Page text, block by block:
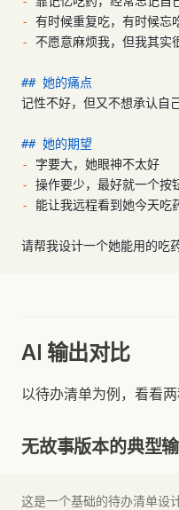
-
有时候重复吃，有时候忘
-
不愿意麻烦我，但我其实
## 她的痛点
记性不好，但又不想承认自
## 她的期望
-
字要大，她眼神不太好
-
操作要少，最好就一个按
-
能让我远程看到她今天吃
请帮我设计一个她能用的吃
AI 输出对比
以待办清单为例，看看
无故事版本的典型
这是一个基础的待办清单设计